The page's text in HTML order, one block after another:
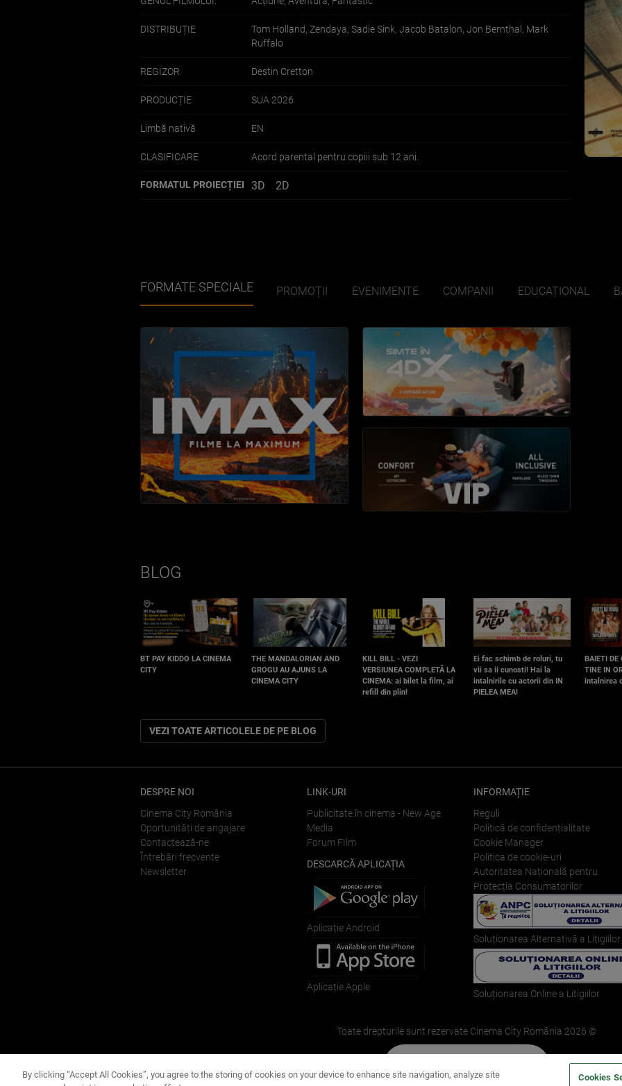
DISTRIBUȚIE
Tom Holland, Zendaya, Sadie Sink, Jacob Batalon, Jon Bernthal, Mark
Ruffalo
REGIZOR Destin Cretton
PRODUCȚIE SUA 2026
Limbă nativă EN
CLASIFICARE Acord parental pentru copiii sub 12 ani.
FORMATUL PROIECȚIEI 3D 2D
FORMATE SPECIALE PROMOȚII EVENIMENTE COMPANII EDUCAȚIONAL
BLOG
BT PAY KIDDO LA CINEMA
CITY
THE MANDALORIAN AND
GROGU AU AJUNS LA
CINEMA CITY
KILL BILL - VEZI
VERSIUNEA COMPLETĂ LA
CINEMA: ai bilet la film, ai
refill din plin!
Ei fac schimb de roluri, tu
vii sa ii cunosti! Hai la
intalnirile cu actorii din IN
PIELEA MEA!
BAIETI
TINE IN
intalnirea
VEZI TOATE ARTICOLELE DE PE BLOG
DESPRE NOI
Cinema City România
Oportunități de angajare
Contactează-ne
Întrebări frecvente
Newsletter
LINK-URI
Publicitate în cinema - New Age
Media
Forum FIlm
DESCARCĂ APLICAȚIA
Aplicație Android
Aplicație Apple
INFORMAȚIE
Reguli
Politică de confidențialitate
Cookie Manager
Politica de cookie-uri
Autoritatea Națională pentru
Protecția Consumatorilor
Soluționarea Alternativă a Litigiilor
Soluționarea Online a Litigiilor
Toate drepturile sunt rezervate Cinema City România 2026 ©
By clicking “Accept All Cookies”, you agree to the storing of cookies on your device to enhance site navigation, analyze site
Cookies